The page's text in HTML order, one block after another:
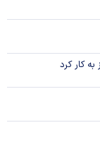
کار کرد